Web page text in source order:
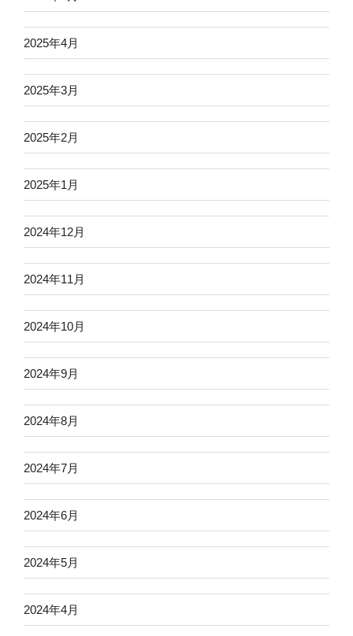
2025年4月
2025年3月
2025年2月
2025年1月
2024年12月
2024年11月
2024年10月
2024年9月
2024年8月
2024年7月
2024年6月
2024年5月
2024年4月